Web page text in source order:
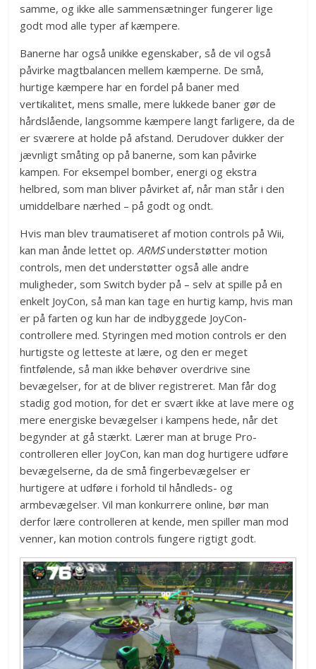
samme, og ikke alle sammensætninger fungerer lige
godt mod alle typer af kæmpere.
Banerne har også unikke egenskaber, så de vil også
påvirke magtbalancen mellem kæmperne. De små,
hurtige kæmpere har en fordel på baner med
vertikalitet, mens smalle, mere lukkede baner gør de
hårdslående, langsomme kæmpere langt farligere, da de
er sværere at holde på afstand. Derudover dukker der
jævnligt småting op på banerne, som kan påvirke
kampen. For eksempel bomber, energi og ekstra
helbred, som man bliver påvirket af, når man står i den
umiddelbare nærhed – på godt og ondt.
Hvis man blev traumatiseret af motion controls på Wii,
kan man ånde lettet op.ARMSunderstøtter motion
controls, men det understøtter også alle andre
muligheder, som Switch byder på – selv at spille på en
enkelt JoyCon, så man kan tage en hurtig kamp, hvis man
er på farten og kun har de indbyggede JoyCon-
controllere med. Styringen med motion controls er den
hurtigste og letteste at lære, og den er meget
fintfølende, så man ikke behøver overdrive sine
bevægelser, for at de bliver registreret. Man får dog
stadig god motion, for det er svært ikke at lave mere og
mere energiske bevægelser i kampens hede, når det
begynder at gå stærkt. Lærer man at bruge Pro-
controlleren eller JoyCon, kan man dog hurtigere udføre
bevægelserne, da de små fingerbevægelser er
hurtigere at udføre i forhold til håndleds- og
armbevægelser. Vil man konkurrere online, bør man
derfor lære controlleren at kende, men spiller man mod
venner, kan motion controls fungere rigtigt godt.